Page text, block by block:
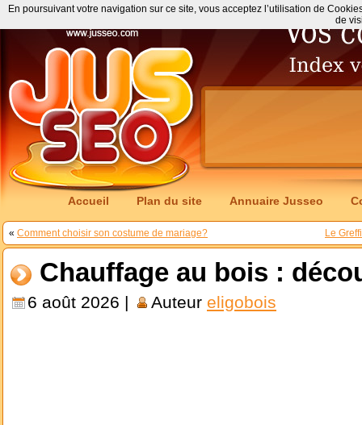
Accueil Plan du site Annuaire Jusseo
« Comment choisir son costume de mariage? Le
Chauffage au bois :
6 août 2026 | Auteur eligobois
En poursuivant votre navigation sur ce site, vous acceptez l’utilisation de
de